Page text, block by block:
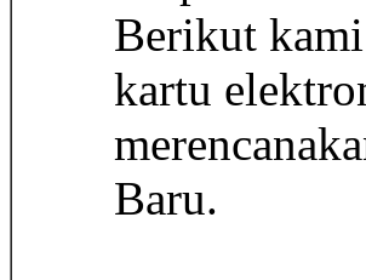
Berikut
kartu
Baru.